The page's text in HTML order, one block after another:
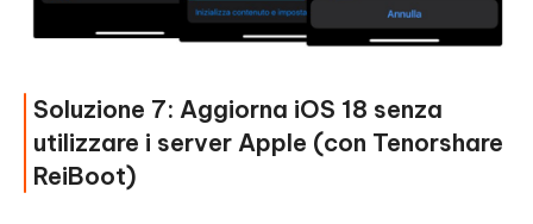
Soluzione 7: Aggiorna iOS 18 senza
utilizzare i server Apple (con Tenorshare
ReiBoot)